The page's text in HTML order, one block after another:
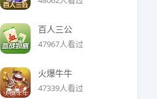
百人三公
47967人看过
火爆牛牛
47339人看过